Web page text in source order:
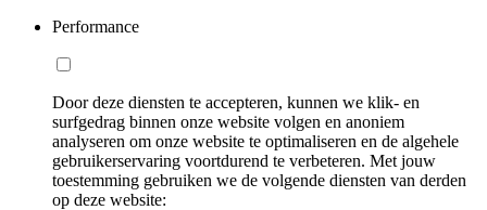
Performance
Door deze diensten te accepteren, kunnen we klik- en
surfgedrag binnen onze website volgen en anoniem
analyseren om onze website te optimaliseren en de algehele
gebruikerservaring voortdurend te verbeteren. Met jouw
toestemming gebruiken we de volgende diensten van derden
op deze website: